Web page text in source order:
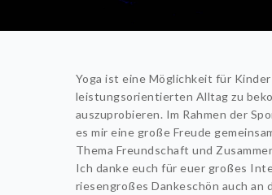
Yoga ist eine Möglichkeit für
leistungsorientierten Alltag zu
auszuprobieren. Im Rahmen der
es mir eine große Freude
Thema Freundschaft und
Ich danke euch für euer großes
riesengroßes Dankeschön auch